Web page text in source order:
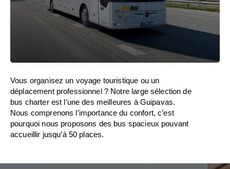
Vous organisez un voyage touristique ou un
déplacement professionnel ? Notre large sélection de
bus charter est l’une des meilleures à Guipavas.
Nous comprenons l’importance du confort, c’est
pourquoi nous proposons des bus spacieux pouvant
accueillir jusqu’à 50 places.